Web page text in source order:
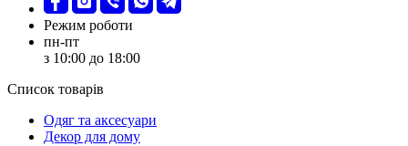
Режим роботи
пн-пт
з 10:00 до 18:00
Список товарів
Oдяг та аксесуари
Декор для дому